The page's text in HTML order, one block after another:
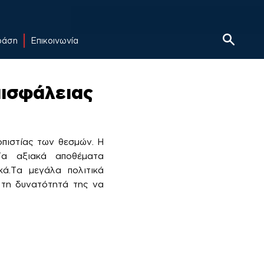
Επικοινωνία
των θεσμών. Η
αξιακά αποθέματα
μεγάλα πολιτικά
τη δυνατότητά της να